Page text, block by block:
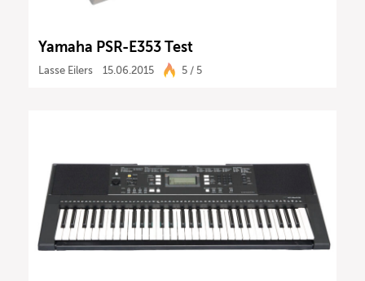
Yamaha PSR-E353 Test
Lasse Eilers 15.06.2015 5 / 5